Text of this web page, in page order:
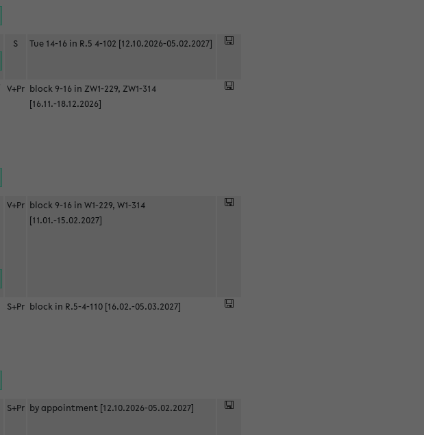
S Tue 14-16 in R.5 4-102 [12.10.2026-05.02.2027]
V+Pr block 9-16 in ZW1-229, ZW1-314
[16.11.-18.12.2026]
V+Pr block 9-16 in W1-229, W1-314
[11.01.-15.02.2027]
S+Pr block in R.5-4-110 [16.02.-05.03.2027]
S+Pr by appointment [12.10.2026-05.02.2027]